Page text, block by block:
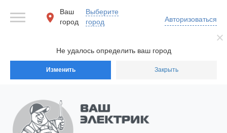
Не удалось определить ваш город
Изменить Закрыть
Ваш
город
Выберите
город
Авторизоваться